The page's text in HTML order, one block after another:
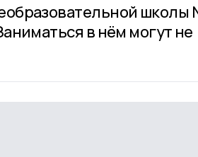
школы
в нём могут не